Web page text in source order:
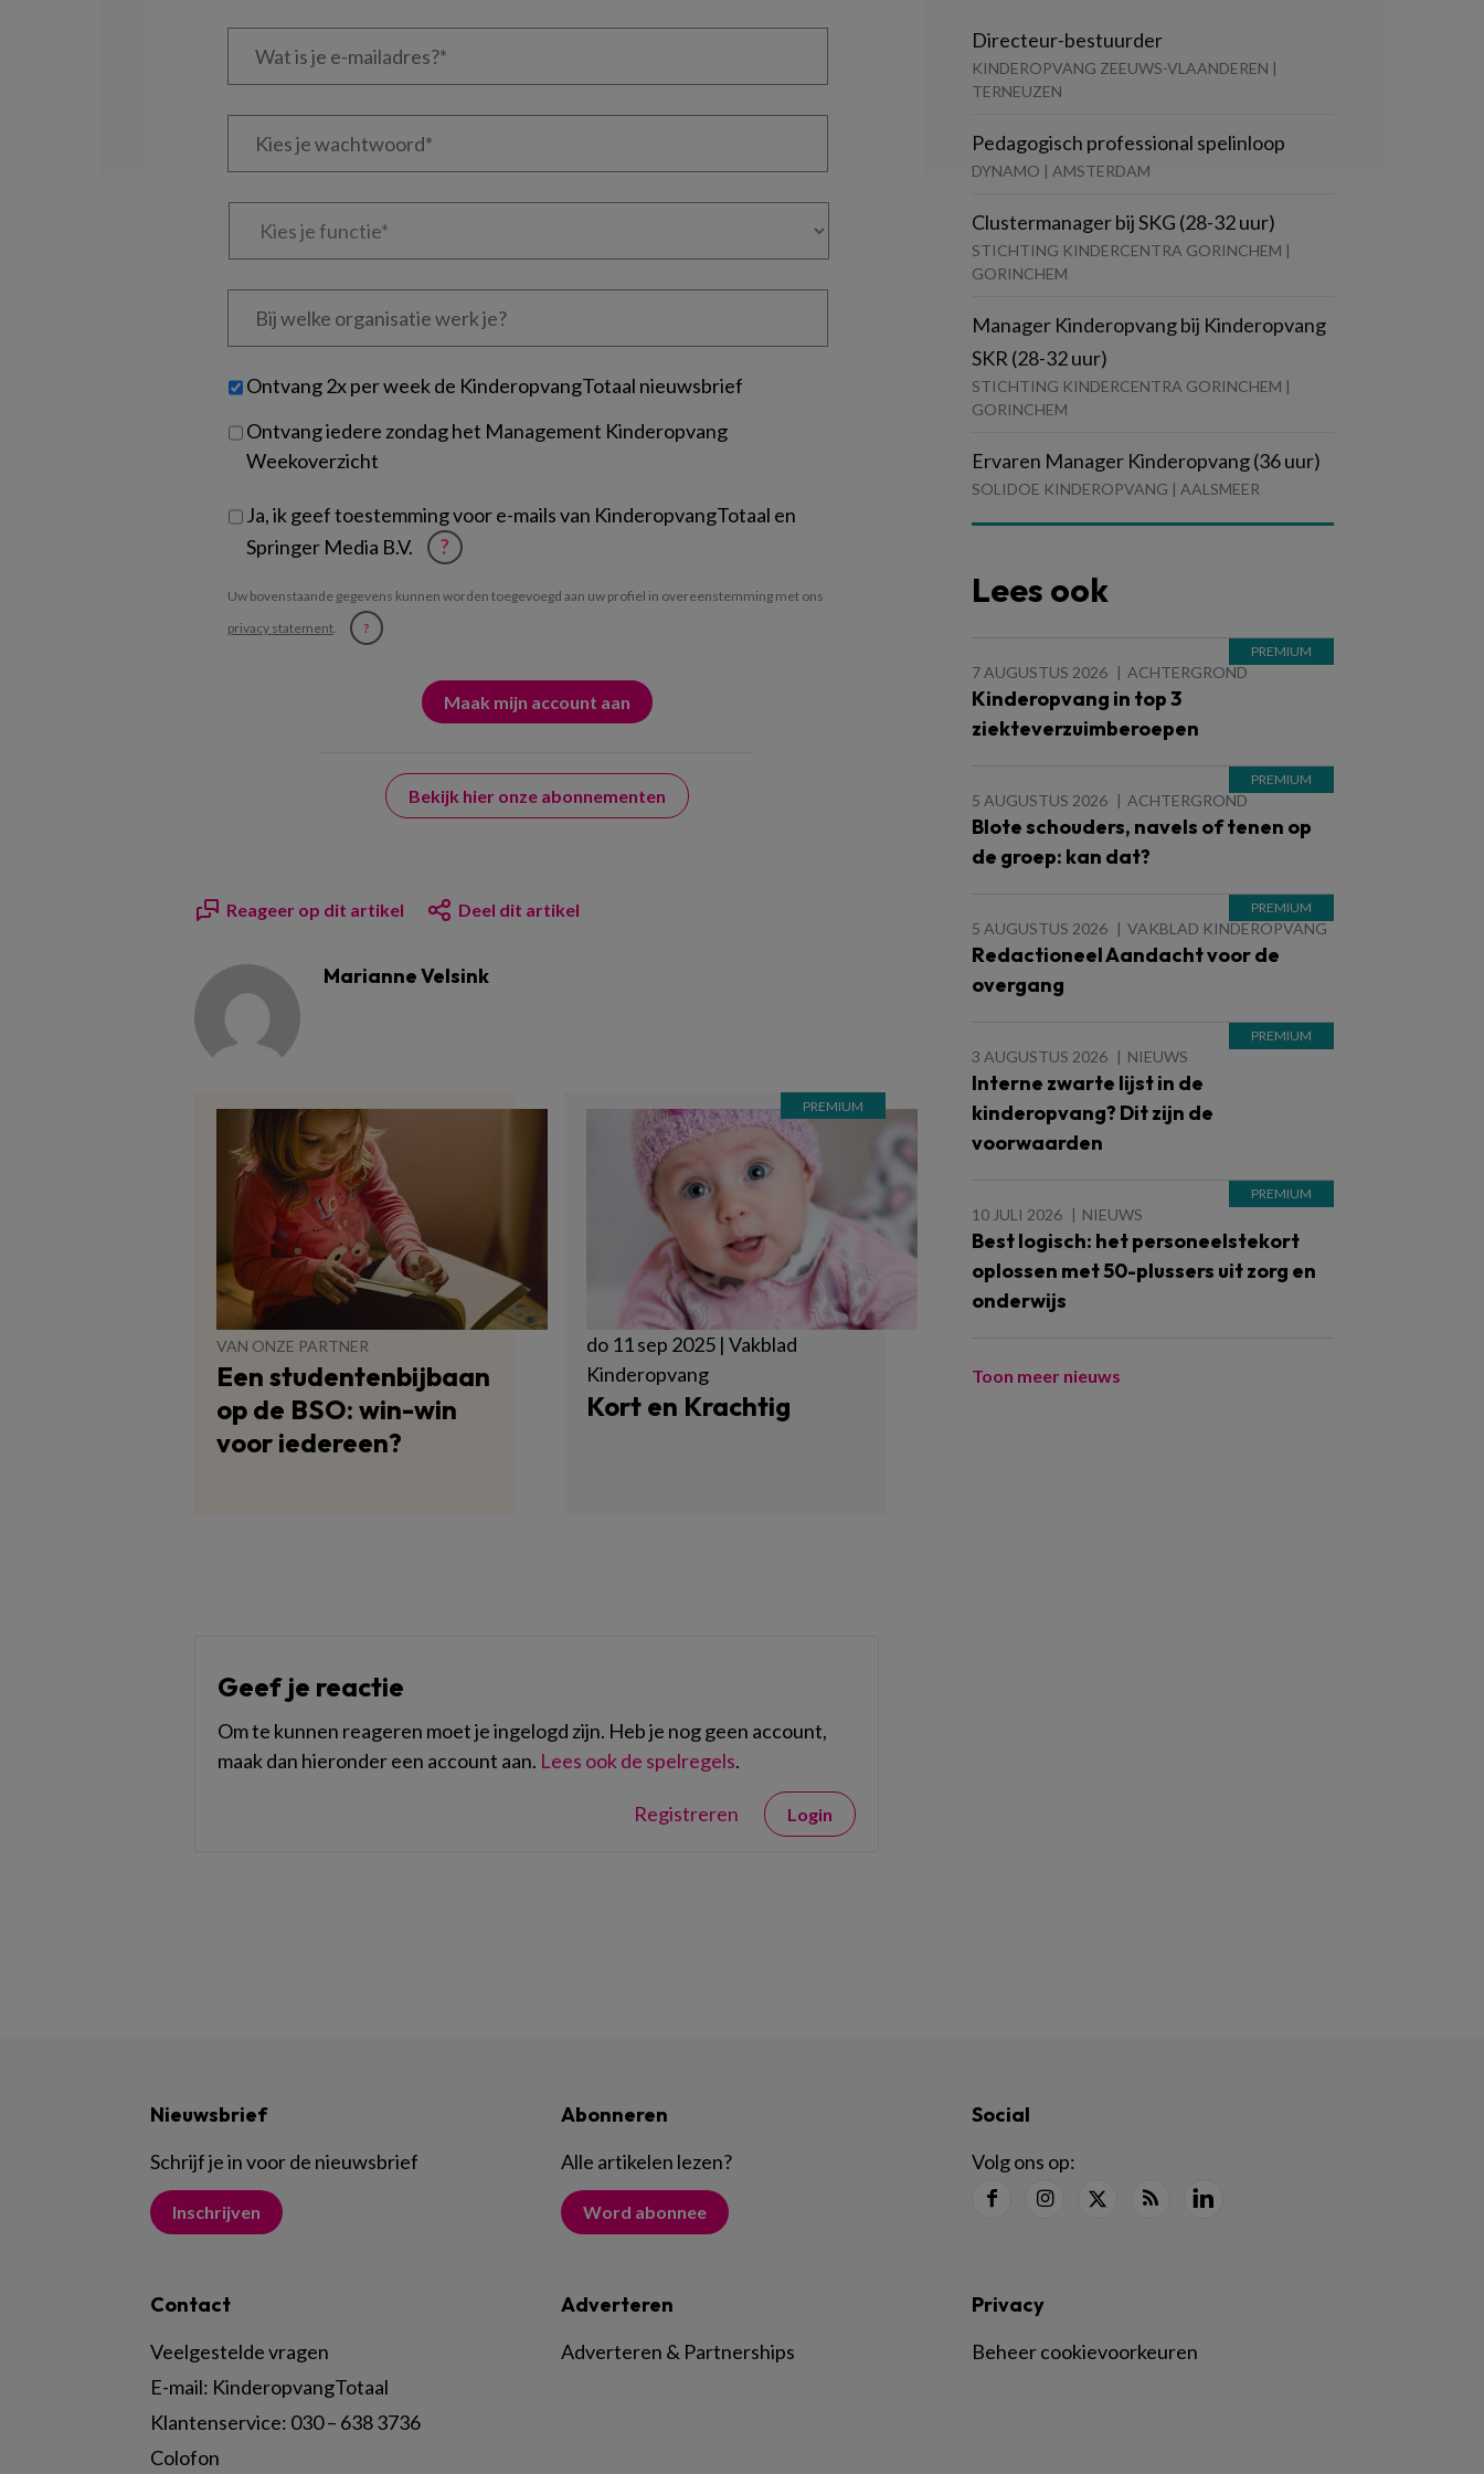
Wat
Kies
Kies
Bij
welke
je?
Untitled
Ontvang 2x per week de KinderopvangTotaal nieuwsbrief
Ontvang iedere zondag het Management Kinderopvang
Weekoverzicht
Ja, ik geef toestemming voor e-mails van KinderopvangTotaal en
Springer Media B.V.
?
Uw bovenstaande gegevens kunnen worden toegevoegd aan uw profiel in overeenstemming met ons
privacy statement. ?
Bekijk hier onze abonnementen
Reageer op dit artikel Deel dit artikel
Marianne Velsink
VAN ONZE PARTNER
Een studentenbijbaan
op de BSO: win-win
voor iedereen?
do 11 sep 2025 | Vakblad
Kinderopvang
Kort en Krachtig
Geef je reactie
Om te kunnen reageren moet je ingelogd zijn. Heb je nog geen account,
maak dan hieronder een account aan. Lees ook de spelregels.
Registreren Login
Directeur-bestuurder
KINDEROPVANG ZEEUWS-VLAANDEREN |
TERNEUZEN
Pedagogisch professional spelinloop
DYNAMO | AMSTERDAM
Clustermanager bij SKG (28-32 uur)
STICHTING KINDERCENTRA GORINCHEM |
GORINCHEM
Manager Kinderopvang bij Kinderopvang
SKR (28-32 uur)
STICHTING KINDERCENTRA GORINCHEM |
GORINCHEM
Ervaren Manager Kinderopvang (36 uur)
SOLIDOE KINDEROPVANG | AALSMEER
Lees ook
7 AUGUSTUS 2026 ACHTERGROND
Kinderopvang in top 3
ziekteverzuimberoepen
5 AUGUSTUS 2026 ACHTERGROND
Blote schouders, navels of tenen op
de groep: kan dat?
5 AUGUSTUS 2026 VAKBLAD KINDEROPVANG
Redactioneel Aandacht voor de
overgang
3 AUGUSTUS 2026 NIEUWS
Interne zwarte lijst in de
kinderopvang? Dit zijn de
voorwaarden
10 JULI 2026 NIEUWS
Best logisch: het personeelstekort
oplossen met 50-plussers uit zorg en
onderwijs
Toon meer nieuws
Nieuwsbrief
Schrijf je in voor de nieuwsbrief
Inschrijven
Abonneren
Alle artikelen lezen?
Word abonnee
Social
Volg ons op:
Contact
Veelgestelde vragen
E-mail: KinderopvangTotaal
Klantenservice: 030 – 638 3736
Colofon
Adverteren
Adverteren & Partnerships
Privacy
Beheer cookievoorkeuren